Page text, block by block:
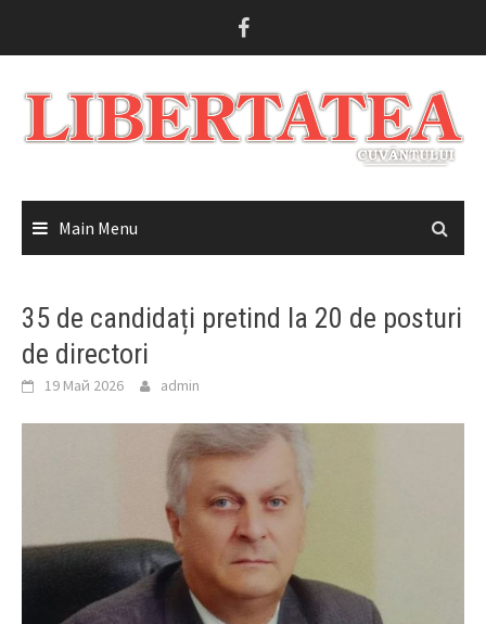
Main Menu
35 de candidați pretind la 20 de posturi
de directori
19 Май 2026 admin